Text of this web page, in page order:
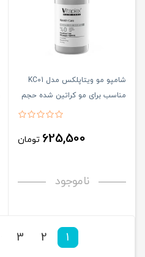
شامپو مو ویتاپلکس مدل KC01
مناسب برای مو کراتین شده حجم
625,500 تومان
ناموجود
1
2
3